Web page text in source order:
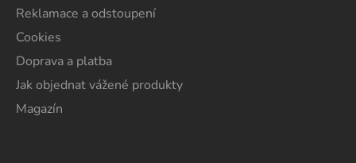
Reklamace a odstoupení
Cookies
Doprava a platba
Jak objednat vážené produkty
Magazín